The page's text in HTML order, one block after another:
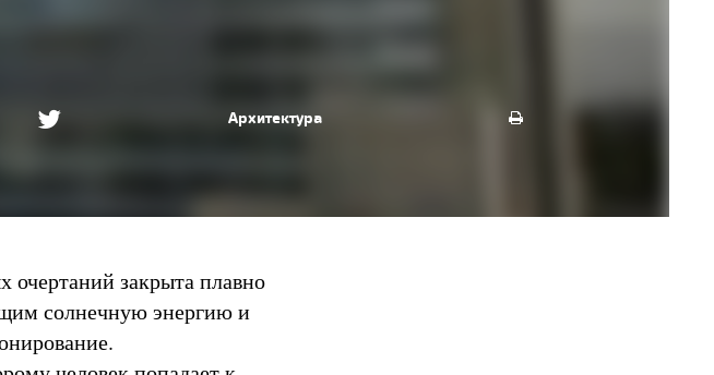
Архитектура
очертаний закрыта плавно
солнечную энергию и